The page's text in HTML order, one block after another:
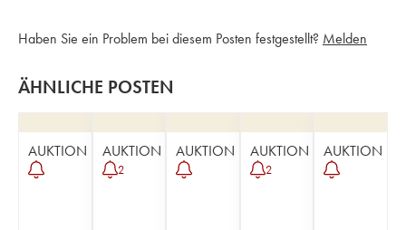
Haben Sie ein Problem bei diesem Posten festgestellt? Melden
ÄHNLICHE POSTEN
AUKTION AUKTION
2
AUKTION AUKTION
2
AUKTION